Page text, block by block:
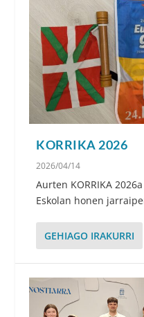
KORRIKA 2026
2026/04/14
Aurten KORRIKA
Eskolan honen
GEHIAGO IRAKURRI